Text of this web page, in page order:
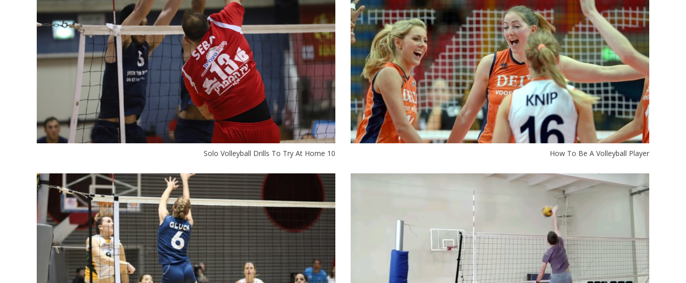
How To Be A Volleyball Player
10 Solo Volleyball Drills To Try At Home